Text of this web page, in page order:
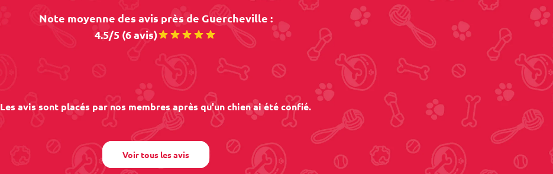
Note moyenne des avis près de Guercheville :
4.5/5 (6 avis)
Les avis sont placés par nos membres après qu'un chien ai été confié.
Voir tous les avis